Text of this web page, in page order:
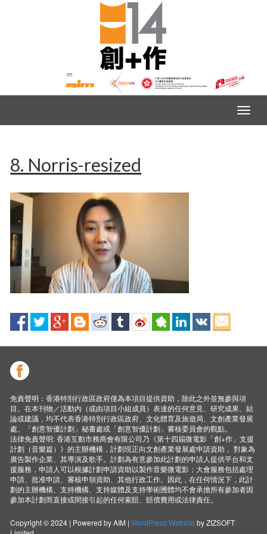
8. Norris-resized
免責聲明：香港特別行政區政府僅為本項目提供資助，除此之外並無參與項
目。在本刊物／活動內（或由項目小組成員）表達的任何意見、研究成果、結
論或建議，均不代表香港特別行政區政府、文化體育及旅遊局、文創產業發展
處、「創意智優計劃」秘書處或「創意智優計劃」審核委員會的觀點。
法律免責聲明: 香港互動市務商會有限公司乃《第十四屆微電影「創+作」支援
計劃（音樂篇）》的主辦機構，計劃現正向文創產業發展處申請資助， 對象為
廣告製作企業、其導演及歌手。計劃為有意參加此計劃的申請人提供平台和支
援服務，申請人可以根據計劃申請資助以製作音樂微電影；大會服務包括處理
申請、批准申請、審核申領資助、其他行政工作。因此，在任何情況下，此計
劃的主辦機構、支持機構、支持媒體及支持學術圑體均不會承擔所有參加者因
參加本計劃而直接或間接引起的任何索賠、賠償費用或法律責任。
Copyright © 2024 | Powered by AIM |WordPress Website by ZIZSOFT